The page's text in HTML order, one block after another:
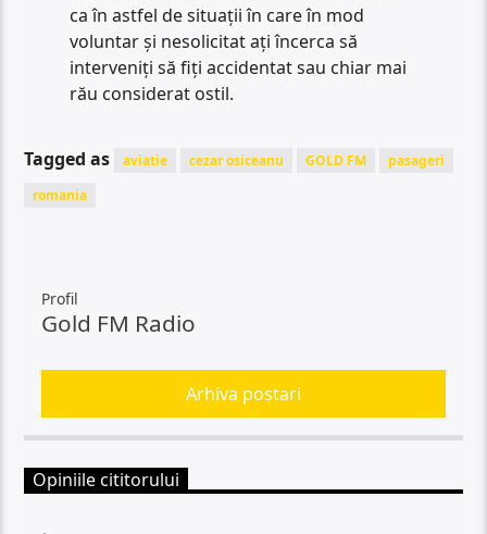
ca în astfel de situații în care în mod
voluntar și nesolicitat ați încerca să
interveniți să fiți accidentat sau chiar mai
rău considerat ostil.
Tagged as aviatie cezar osiceanu GOLD FM
pasageri
romania
Profil
Gold FM Radio
Arhiva postari
Opiniile cititorului